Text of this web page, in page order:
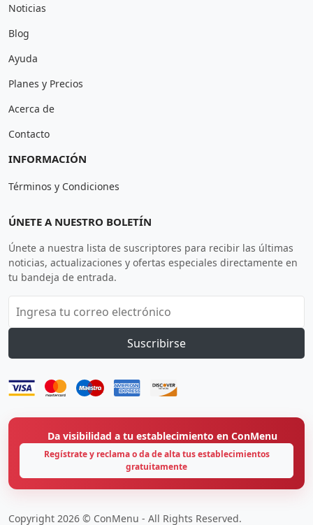
Noticias
Blog
Ayuda
Planes y Precios
Acerca de
Contacto
INFORMACIÓN
Términos y Condiciones
ÚNETE A NUESTRO BOLETÍN
Únete a nuestra lista de suscriptores para recibir las últimas
noticias, actualizaciones y ofertas especiales directamente en
tu bandeja de entrada.
Suscribirse
Da visibilidad a tu establecimiento en ConMenu
Regístrate y reclama o da de alta tus establecimientos
gratuitamente
Copyright 2026 © ConMenu - All Rights Reserved.